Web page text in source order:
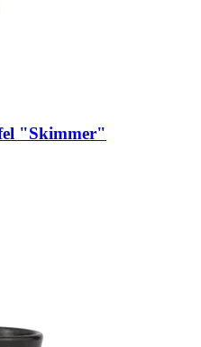
"Skimmer"